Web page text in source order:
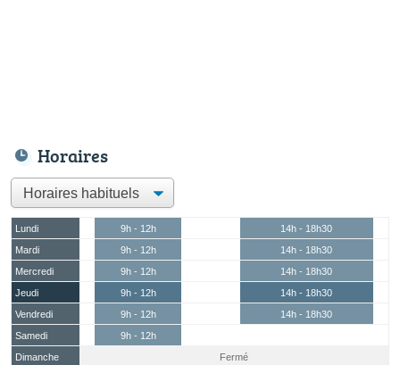
Horaires
Lundi 9h - 12h
14h - 18h30
Mardi
9h - 12h
14h - 18h30
Mercredi
9h - 12h
14h - 18h30
Jeudi
9h - 12h
14h - 18h30
Vendredi
9h - 12h
14h - 18h30
Samedi
9h - 12h
Dimanche
Fermé